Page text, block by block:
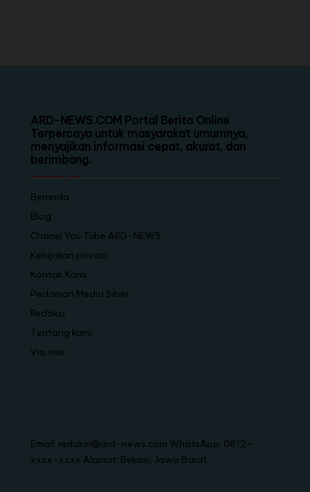
ARD-NEWS.COM Portal Berita Online
Terpercaya untuk masyarakat umumnya,
menyajikan informasi cepat, akurat, dan
berimbang.
Beranda
Blog
Chanel You Tube ARD-NEWS
Kebijakan privasi
Kontak Kami
Pedoman Media Siber
Redaksi
Tentang kami
Visi misi
Email: redaksi@ard-news.com WhatsApp: 0812-
xxxx-xxxx Alamat: Bekasi, Jawa Barat